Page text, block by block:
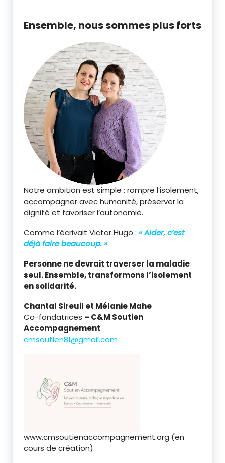
Ensemble, nous sommes plus forts
Notre ambition est simple : rompre l’isolement,
accompagner avec humanité, préserver la
dignité et favoriser l’autonomie.
Comme l’écrivait Victor Hugo : « Aider, c’est
déjà faire beaucoup. »
Personne ne devrait traverser la maladie
seul. Ensemble, transformons l’isolement
en solidarité.
Chantal Sireuil et Mélanie Mahe
Co-fondatrices – C&M Soutien
Accompagnement
cmsoutien81@gmail.com
www.cmsoutienaccompagnement.org (en
cours de création)